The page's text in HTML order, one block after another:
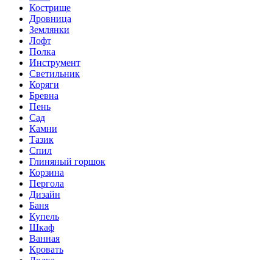
Кострище
Дровница
Землянки
Лофт
Полка
Инструмент
Светильник
Коряги
Бревна
Пень
Сад
Камни
Тазик
Спил
Глиняный горшок
Корзина
Пергола
Дизайн
Баня
Купель
Шкаф
Ванная
Кровать